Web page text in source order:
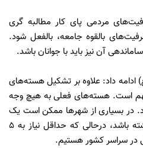
مردمی پای کار مطالبه گری
بالقوه جامعه، بالفعل شود.
آن نیز باید با جوانان باشد.
ادامه داد: علاوه بر تشکیل هسته‌های
است. هسته‌های فعلی به هیچ وجه
در بسیاری از شهرها ممکن است یک
هسته مطالبه‌گری هم وجود نداشته باشد، درحالی که حداقل نیاز به ۵
در سراسر کشور هستیم.